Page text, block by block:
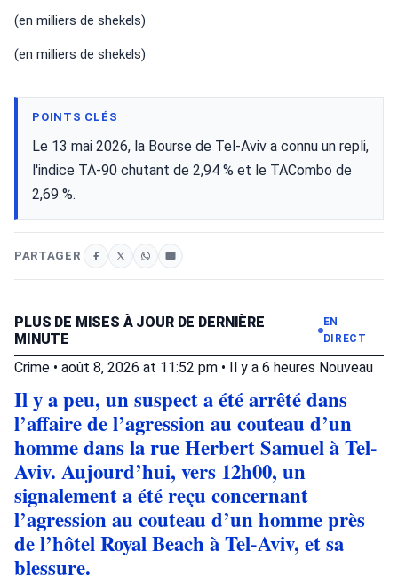
(en milliers de shekels)
(en milliers de shekels)
POINTS CLÉS
Le 13 mai 2026, la Bourse de Tel-Aviv a connu un repli,
l'indice TA-90 chutant de 2,94 % et le TACombo de
2,69 %.
PARTAGER
PLUS DE MISES À JOUR DE DERNIÈRE
MINUTE
EN
DIRECT
Crime • août 8, 2026 at 11:52 pm • Il y a 6 heures Nouveau
Il y a peu, un suspect a été arrêté dans
l’affaire de l’agression au couteau d’un
homme dans la rue Herbert Samuel à Tel-
Aviv. Aujourd’hui, vers 12h00, un
signalement a été reçu concernant
l’agression au couteau d’un homme près
de l’hôtel Royal Beach à Tel-Aviv, et sa
blessure.